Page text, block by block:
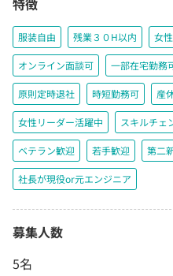
特徴
服装自由 残業３０H以内 女
オンライン面談可 一部在宅勤務
原則定時退社 時短勤務可 産
女性リーダー活躍中 スキルチェ
ベテラン歓迎 若手歓迎 第二
社長が現役or元エンジニア
募集人数
5名